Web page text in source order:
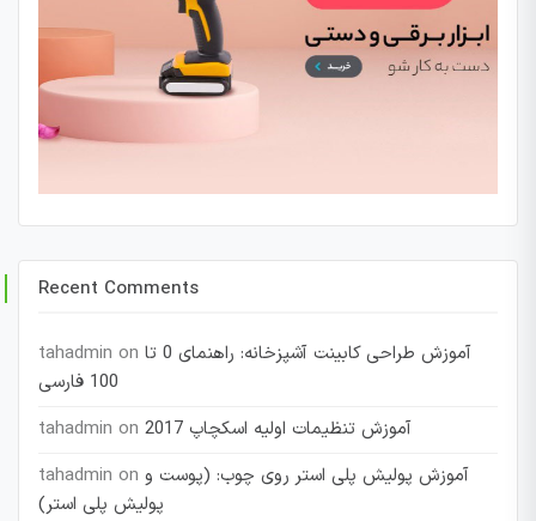
Recent Comments
tahadmin on آموزش طراحی کابینت آشپزخانه: راهنمای 0 تا
100 فارسی
tahadmin on
آموزش تنظیمات اولیه اسکچاپ 2017
tahadmin on آموزش پولیش پلی استر روی چوب: (پوست و
پولیش پلی استر)